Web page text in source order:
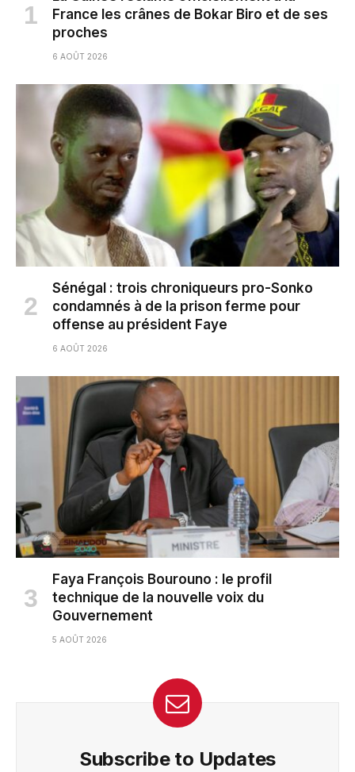
France les crânes de Bokar Biro et de ses
proches
6 AOÛT 2026
Sénégal : trois chroniqueurs pro-Sonko
condamnés à de la prison ferme pour
offense au président Faye
6 AOÛT 2026
Faya François Bourouno : le profil
technique de la nouvelle voix du
Gouvernement
5 AOÛT 2026
Subscribe to Updates